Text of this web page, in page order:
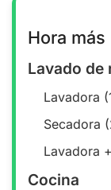
Hora más
Lavado de
Lavadora
Secadora
Lavadora
Cocina